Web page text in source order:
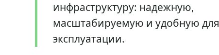
инфраструктуру: надежную,
масштабируемую и удобную для
эксплуатации.